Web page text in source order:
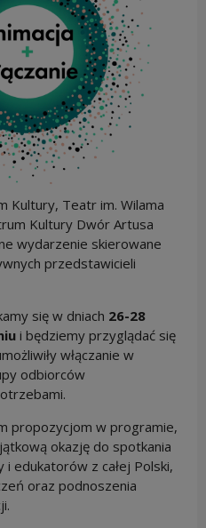
Kultury, Teatr im. Wilama
Kultury Dwór Artusa
wydarzenie skierowane
przedstawicieli
się w dniach 26-28
i będziemy przyglądać się
włączanie w
odbiorców
propozycjom w programie,
okazję do spotkania
edukatorów z całej Polski,
oraz podnoszenia